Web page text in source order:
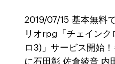
2019/07/15 基本無料
リオrpg「チェインク
ロ3)」サービス開始
に石田彰 佐倉綾音 内